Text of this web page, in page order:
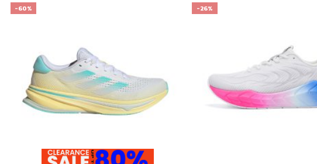
-60% -26%